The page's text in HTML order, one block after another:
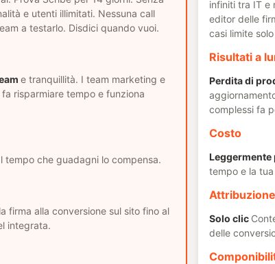
e utenti illimitati. Nessuna call
a testarlo. Disdici quando vuoi.
e tranquillità. I team marketing e
risparmiare tempo e funziona
tempo che guadagni lo compensa.
firma alla conversione sul sito fino al
integrata.
infiniti tra IT e
editor delle
casi limite
Risultati a
Perdita di
complessi fa
Costo
Leggermente
tempo e la
Attribuzione
Solo clic
delle